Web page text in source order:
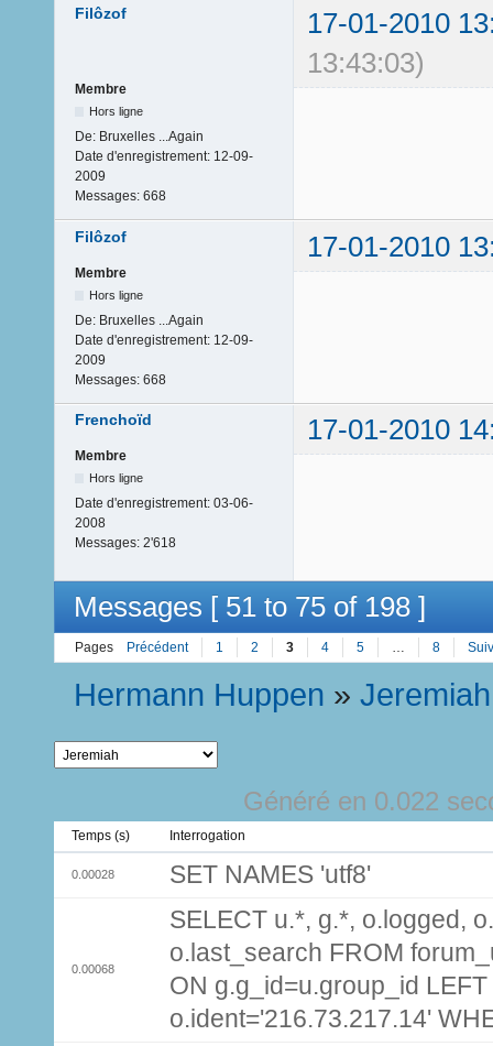
Filôzof
17-01-2010
13:43:03)
Membre
Hors ligne
De: Bruxelles ...Again
Date d'enregistrement: 12-09-
2009
Messages: 668
Filôzof 17-01-2010
Membre
Hors ligne
De: Bruxelles ...Again
Date d'enregistrement: 12-09-
2009
Messages: 668
Frenchoïd 17-01-2010
Membre
Hors ligne
Date d'enregistrement: 03-06-
2008
Messages: 2'618
Messages [ 51 to 75 of 198 ]
Pages Précédent 1 2 3 4 5 8
Hermann Huppen »Jeremiah
Généré en 0.022
Temps (s) Interrogation
0.00028 SET NAMES 'utf8'
0.00068
SELECT u.*, g.*, o.logged,
o.last_search FROM
ON g.g_id=u.group_id
o.ident='216.73.217.14'